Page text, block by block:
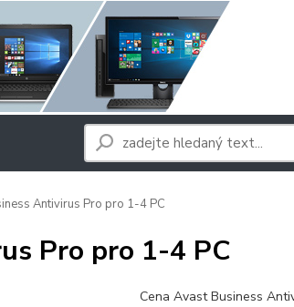
Antivirus Pro pro 1-4 PC
Pro pro 1-4 PC
Cena Avast Business